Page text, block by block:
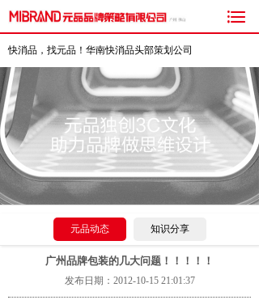

快消品，找元品！华南快消品头部策划公司
元品动态 知识分享
广州品牌包装的几大问题！！！！！
发布日期：2012-10-15 21:01:37